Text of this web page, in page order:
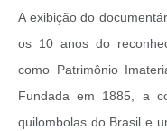
A exibição do
os 10 anos do
como Patrimônio
Fundada em 1885, a
quilombolas do Brasil e